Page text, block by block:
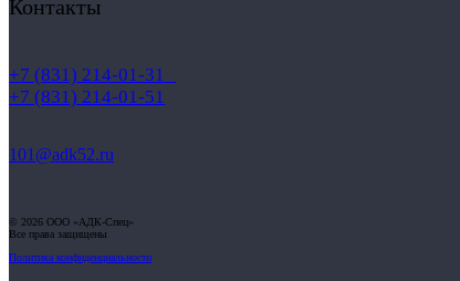
Контакты
+7 (831) 214-01-31
+7 (831) 214-01-51
101@adk52.ru
© 2026 ООО «АДК-Спец»
Все права защищены
Политика конфиденциальности